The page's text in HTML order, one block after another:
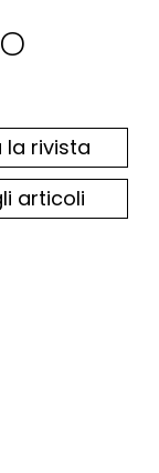
la rivista
articoli